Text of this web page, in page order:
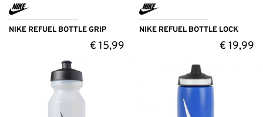
NIKE REFUEL BOTTLE GRIP
€15,99
NIKE REFUEL BOTTLE LOCK
€19,99